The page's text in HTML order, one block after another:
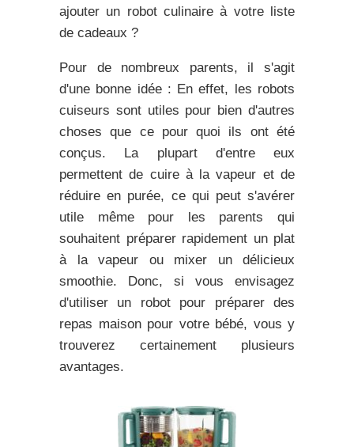
ajouter un robot culinaire à votre liste
de cadeaux ?
Pour de nombreux parents, il s'agit
d'une bonne idée : En effet, les robots
cuiseurs sont utiles pour bien d'autres
choses que ce pour quoi ils ont été
conçus. La plupart d'entre eux
permettent de cuire à la vapeur et de
réduire en purée, ce qui peut s'avérer
utile même pour les parents qui
souhaitent préparer rapidement un plat
à la vapeur ou mixer un délicieux
smoothie. Donc, si vous envisagez
d'utiliser un robot pour préparer des
repas maison pour votre bébé, vous y
trouverez certainement plusieurs
avantages.